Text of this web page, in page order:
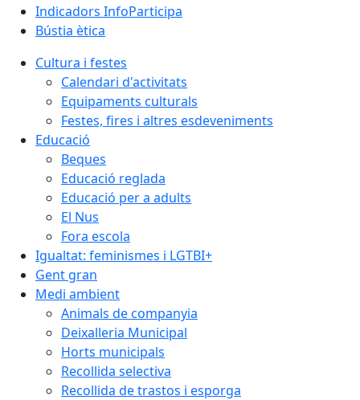
Indicadors InfoParticipa
Bústia ètica
Cultura i festes
Calendari d'activitats
Equipaments culturals
Festes, fires i altres esdeveniments
Educació
Beques
Educació reglada
Educació per a adults
El Nus
Fora escola
Igualtat: feminismes i LGTBI+
Gent gran
Medi ambient
Animals de companyia
Deixalleria Municipal
Horts municipals
Recollida selectiva
Recollida de trastos i esporga